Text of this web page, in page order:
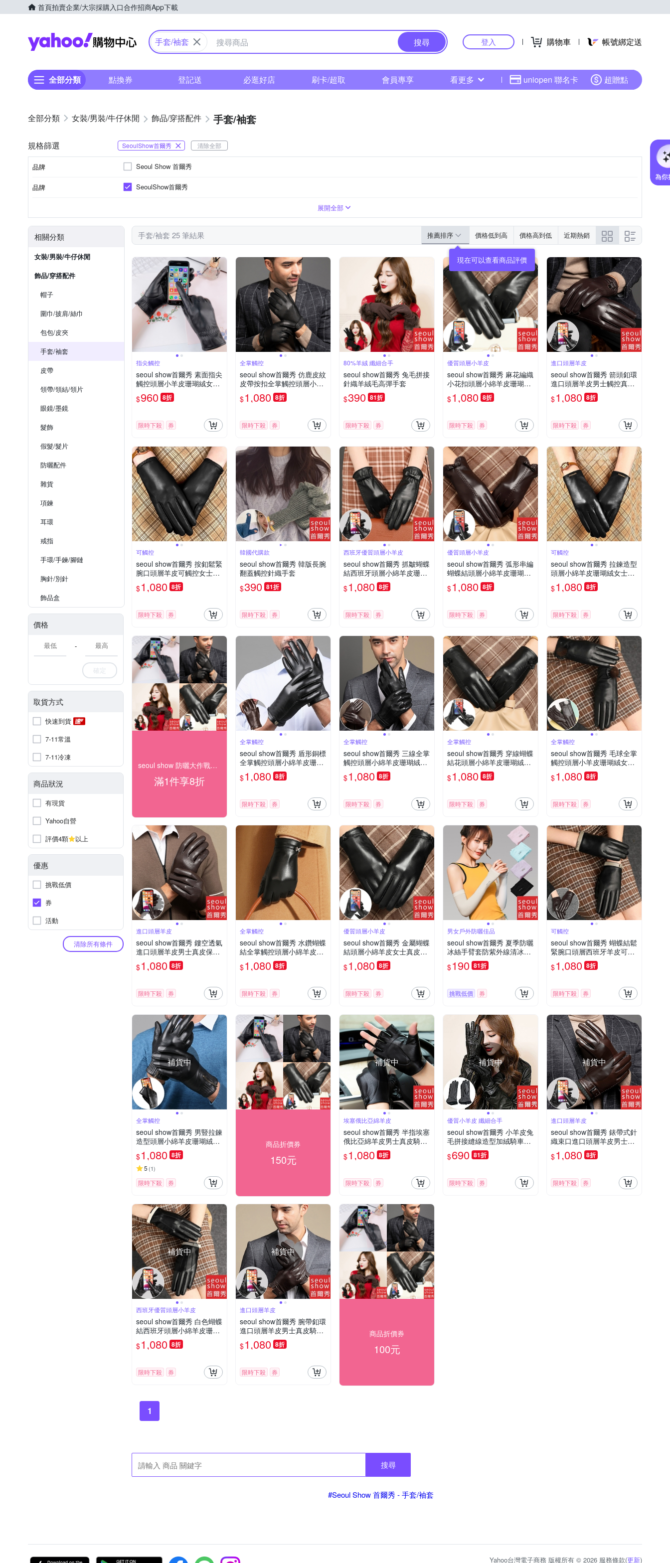
首頁拍賣企業/大宗採購入口合作招商App下載
Yahoo購物中心
手​套​/​袖​套​ 搜尋 登入 購物車 帳號綁定送
全部分類 點換券 登記送 必逛好店 刷卡/超取 會員專享 看更多 uniopen 聯名卡 超贈點
女裝/男裝/牛仔休閒 飾品​/​穿搭​配件 手​套​/​袖​套​
規格篩選 SeoulShow首爾秀 清除全部
品牌 Seoul Show 首爾秀
品牌 SeoulShow首爾秀
展開全部
相關分類
女裝/男裝/牛仔休閒
飾品​/​穿搭​配件
帽子
圍巾​/​披肩​/​絲巾
包​包​/皮夾
手​套​/​袖​套​
皮帶
領帶​/​領結/​領片
眼鏡/墨鏡​
髮飾
假髮​/​髮片
防曬配件
雜貨​
項鍊
耳環
戒指
手環​/手鍊/腳鏈
胸針/​別針
飾品​盒
價格
-
確定
取貨方式
快速到貨
7-11常溫
7-11冷凍
商品狀況
有現貨
Yahoo自營
評價4顆
以上
優惠
挑戰低價
券
活動
清除所有條件
手​套​/​袖​套​ 25 筆結果 推薦排序 價格低到高 價格高到低 近期熱銷
指尖觸控
seoul show首爾秀 素面指尖
觸控頭層小羊皮珊瑚絨女士
真皮保暖手套
$960 8折
限時下殺 券
全掌觸控
seoul show首爾秀 仿鹿皮紋
皮帶按扣全掌觸控頭層小綿
羊皮珊瑚絨真皮騎車保暖手
套
$1,080 8折
限時下殺 券
80%羊絨 纖細合手
seoul show首爾秀 兔毛拼接
針織羊絨毛高彈手套
$390 81折
限時下殺 券
優質頭層小羊皮
seoul show首爾秀 麻花編織
小花扣頭層小綿羊皮珊瑚絨
女士真皮觸控騎車保暖手套
$1,080 8折
限時下殺 券
進口頭層羊皮
seoul show首爾秀 箭頭釦環
進口頭層羊皮男士觸控真皮
騎車保暖手套
$1,080 8折
限時下殺 券
可觸控
seoul show首爾秀 按釦鬆緊
腕口頭層羊皮可觸控女士真
皮騎車保暖手套
$1,080 8折
限時下殺 券
韓國代購款
seoul show首爾秀 韓版長腕
翻蓋觸控針織手套
$390 81折
限時下殺 券
西班牙優質頭層小羊皮
seoul show首爾秀 抓皺蝴蝶
結西班牙頭層小綿羊皮珊瑚
絨女士真皮騎車保暖手套
$1,080 8折
限時下殺 券
優質頭層小羊皮
seoul show首爾秀 弧形串編
蝴蝶結頭層小綿羊皮珊瑚絨
女士真皮觸控騎車保暖手套
$1,080 8折
限時下殺 券
可觸控
seoul show首爾秀 拉鍊造型
頭層小綿羊皮珊瑚絨女士真
皮騎車保暖手套
$1,080 8折
限時下殺 券
seoul show 防曬大作戰任選1件8折!
滿1件享8折
全掌觸控
seoul show首爾秀 盾形銅標
全掌觸控頭層小綿羊皮珊瑚
絨真皮騎車保暖手套
$1,080 8折
限時下殺 券
全掌觸控
seoul show首爾秀 三線全掌
觸控頭層小綿羊皮珊瑚絨真
皮騎車保暖手套
$1,080 8折
限時下殺 券
全掌觸控
seoul show首爾秀 穿線蝴蝶
結花頭層小綿羊皮珊瑚絨女
士真皮騎車保暖手套
$1,080 8折
限時下殺 券
全掌觸控
seoul show首爾秀 毛球全掌
觸控頭層小羊皮珊瑚絨女士
真皮騎車保暖手套
$1,080 8折
限時下殺 券
進口頭層羊皮
seoul show首爾秀 鏤空透氣
進口頭層羊皮男士真皮保暖
觸控手套
$1,080 8折
限時下殺 券
全掌觸控
seoul show首爾秀 水鑽蝴蝶
結全掌觸控頭層小綿羊皮珊
瑚絨女士真皮騎車保暖手套
$1,080 8折
限時下殺 券
優質頭層小羊皮
seoul show首爾秀 金屬蝴蝶
結頭層小綿羊皮女士真皮觸
控騎車保暖手套
$1,080 8折
限時下殺 券
男女戶外防曬佳品
seoul show首爾秀 夏季防曬
冰絲手臂套防紫外線清冰涼
袖套
$190 81折
挑戰低價 券
可觸控
seoul show首爾秀 蝴蝶結鬆
緊腕口頭層西班牙羊皮可觸
控女士真皮騎車保暖手套
$1,080 8折
限時下殺 券
補貨中
全掌觸控
seoul show首爾秀 男豎拉鍊
造型頭層小綿羊皮珊瑚絨真
皮保暖手套
$1,080 8折
5 (1)
限時下殺 券
商品折價券
150元
補貨中
埃塞俄比亞綿羊皮
seoul show首爾秀 半指埃塞
俄比亞綿羊皮男士真皮騎車
保暖手套
$1,080 8折
限時下殺 券
補貨中
優質小羊皮 纖細合手
seoul show首爾秀 小羊皮兔
毛拼接縫線造型加絨騎車保
暖手套
$690 81折
限時下殺 券
補貨中
進口頭層羊皮
seoul show首爾秀 錶帶式針
織束口進口頭層羊皮男士真
皮騎車保暖手套
$1,080 8折
限時下殺 券
補貨中
西班牙優質頭層小羊皮
seoul show首爾秀 白色蝴蝶
結西班牙頭層小綿羊皮珊瑚
絨女士真皮騎車保暖手套
$1,080 8折
限時下殺 券
補貨中
進口頭層羊皮
seoul show首爾秀 腕帶釦環
進口頭層羊皮男士真皮騎車
保暖手套
$1,080 8折
限時下殺 券
商品折價券
100元
1
搜尋
#Seoul Show 首爾秀 - 手​套​/​袖​套​
Yahoo台灣電子商務 版權所有 © 2026 服務條款(更新)